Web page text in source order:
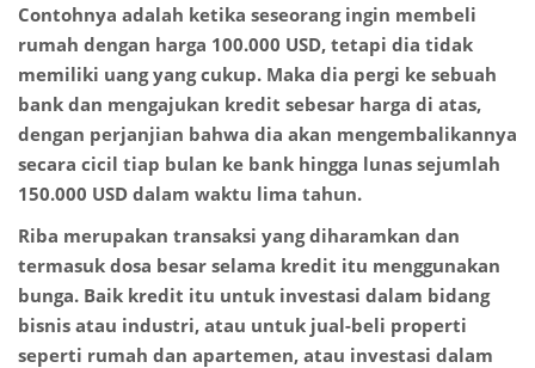
Contohnya adalah ketika seseorang ingin membeli
rumah dengan harga 100.000 USD, tetapi dia tidak
memiliki uang yang cukup. Maka dia pergi ke sebuah
bank dan mengajukan kredit sebesar harga di atas,
dengan perjanjian bahwa dia akan mengembalikannya
secara cicil tiap bulan ke bank hingga lunas sejumlah
150.000 USD dalam waktu lima tahun.
Riba merupakan transaksi yang diharamkan dan
termasuk dosa besar selama kredit itu menggunakan
bunga. Baik kredit itu untuk investasi dalam bidang
bisnis atau industri, atau untuk jual-beli properti
seperti rumah dan apartemen, atau investasi dalam